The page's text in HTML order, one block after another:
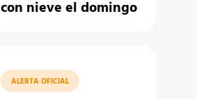
con nieve el domingo
ALERTA OFICIAL